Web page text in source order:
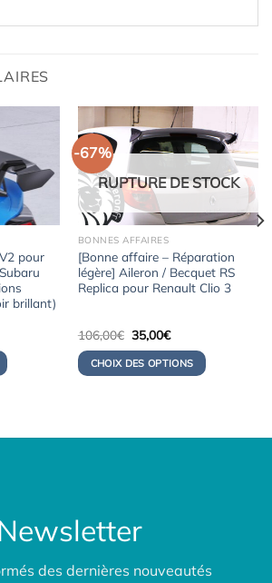
pour
brillant)
:
-67%
RUPTURE DE STOCK
BONNES AFFAIRES
[Bonne affaire – Réparation
légère] Aileron / Becquet RS
Replica pour Renault Clio 3
106,00€ Le
prix
initial
était :
106,00€.
35,00€Le
actuel
est :
35,00€.
CHOIX DES OPTIONS
des dernières nouveautés